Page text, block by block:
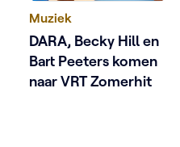
Muziek
DARA, Becky Hill en
Bart Peeters komen
naar VRT Zomerhit